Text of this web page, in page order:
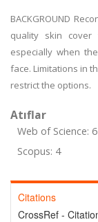
BACKGROUND
quality skin cover
especially when
face. Limitations in
restrict the options.
Atıflar
Web of Science: 6
Scopus: 4
Citations
CrossRef -